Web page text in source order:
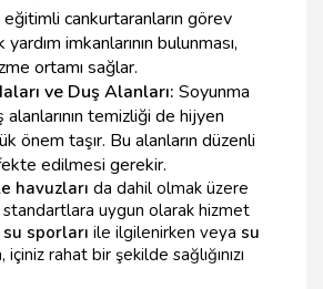
eğitimli cankurtaranların görev
imkanlarının bulunması,
ortamı sağlar.
ve Duş Alanları: Soyunma
alanlarının temizliği de hijyen
önem taşır. Bu alanların düzenli
edilmesi gerekir.
havuzları da dahil olmak üzere
uygun olarak hizmet
su sporları ile ilgilenirken veya su
rahat bir şekilde sağlığınızı